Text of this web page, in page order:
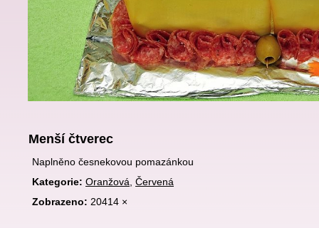
Menší čtverec
Naplněno česnekovou pomazánkou
Kategorie: Oranžová, Červená
Zobrazeno: 20414 ×